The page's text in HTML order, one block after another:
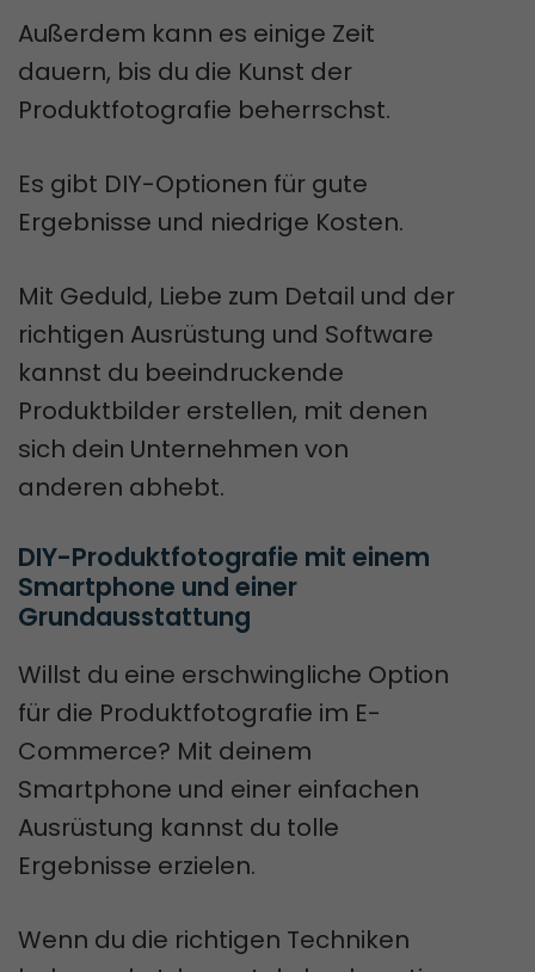
Außerdem kann es einige Zeit
dauern, bis du die Kunst der
Produktfotografie beherrschst.
Es gibt DIY-Optionen für gute
Ergebnisse und niedrige Kosten.
Mit Geduld, Liebe zum Detail und der
richtigen Ausrüstung und Software
kannst du beeindruckende
Produktbilder erstellen, mit denen
sich dein Unternehmen von
anderen abhebt.
DIY-Produktfotografie mit einem
Smartphone und einer
Grundausstattung
Willst du eine erschwingliche Option
für die Produktfotografie im E-
Commerce? Mit deinem
Smartphone und einer einfachen
Ausrüstung kannst du tolle
Ergebnisse erzielen.
Wenn du die richtigen Techniken